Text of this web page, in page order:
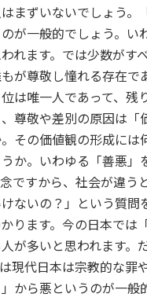
まずいないでしょう
が一般的でしょう。
れます。では少数がす
が尊敬し憧れる存在で
は唯一人であって、残
尊敬や差別の原因は
その価値観の形成に
か。いわゆる「善悪
ですから、社会が違
ないの？」という質
ります。今の日本では
が多いと思われます
現代日本は宗教的な罪
から悪というのが一